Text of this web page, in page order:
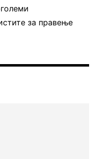
за правење